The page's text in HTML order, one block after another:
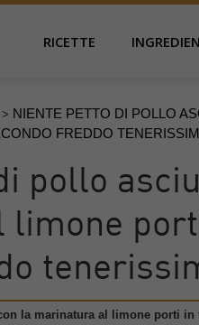
RICETTE
> NIENTE PETTO DI POLLO
FREDDO
pollo
la marinatura al limone porti